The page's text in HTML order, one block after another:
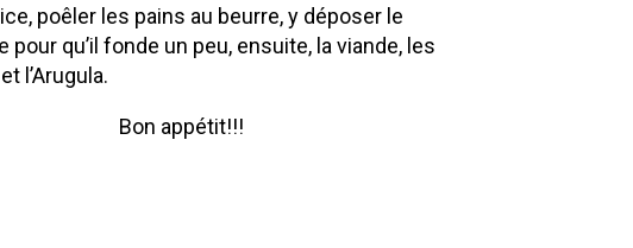
poêler les pains au beurre, y déposer le
pour qu’il fonde un peu, ensuite, la viande, les
l’Arugula.
Bon appétit!!!